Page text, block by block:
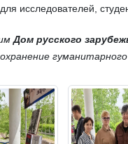
исследователей,
Дом русского